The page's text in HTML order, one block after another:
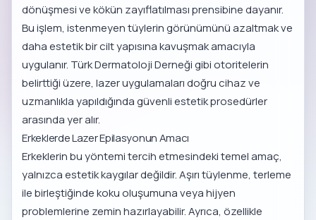
dönüşmesi ve kökün zayıflatılması prensibine dayanır.
Bu işlem, istenmeyen tüylerin görünümünü azaltmak ve
daha estetik bir cilt yapısına kavuşmak amacıyla
uygulanır. Türk Dermatoloji Derneği gibi otoritelerin
belirttiği üzere, lazer uygulamaları doğru cihaz ve
uzmanlıkla yapıldığında güvenli estetik prosedürler
arasında yer alır.
Erkeklerde Lazer Epilasyonun Amacı
Erkeklerin bu yöntemi tercih etmesindeki temel amaç,
yalnızca estetik kaygılar değildir. Aşırı tüylenme, terleme
ile birleştiğinde koku oluşumuna veya hijyen
problemlerine zemin hazırlayabilir. Ayrıca, özellikle